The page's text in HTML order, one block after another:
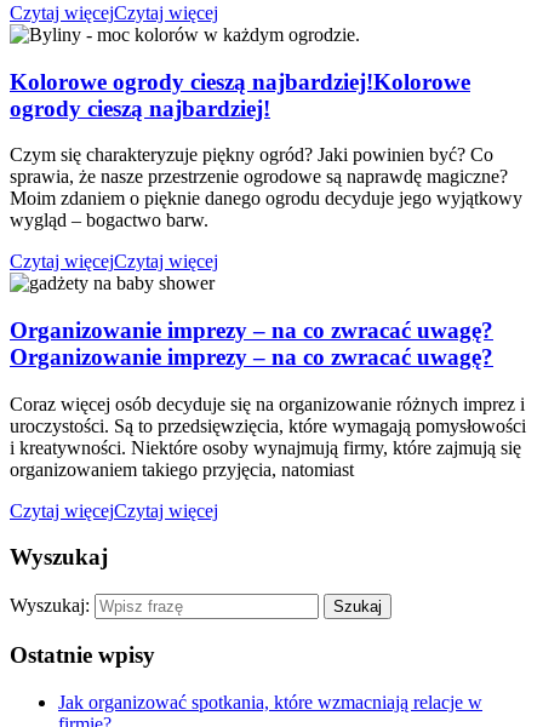
Czytaj więcejCzytaj więcej
Kolorowe ogrody cieszą najbardziej!Kolorowe
ogrody cieszą najbardziej!
Czym się charakteryzuje piękny ogród? Jaki powinien być? Co
sprawia, że nasze przestrzenie ogrodowe są naprawdę magiczne?
Moim zdaniem o pięknie danego ogrodu decyduje jego wyjątkowy
wygląd – bogactwo barw.
Czytaj więcejCzytaj więcej
Organizowanie imprezy – na co zwracać uwagę?
Organizowanie imprezy – na co zwracać uwagę?
Coraz więcej osób decyduje się na organizowanie różnych imprez i
uroczystości. Są to przedsięwzięcia, które wymagają pomysłowości
i kreatywności. Niektóre osoby wynajmują firmy, które zajmują się
organizowaniem takiego przyjęcia, natomiast
Czytaj więcejCzytaj więcej
Wyszukaj
Wyszukaj:
Ostatnie wpisy
Jak organizować spotkania, które wzmacniają relacje w